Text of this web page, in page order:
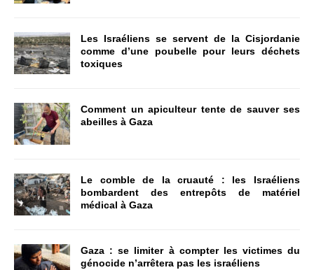
Les Israéliens se servent de la Cisjordanie
comme d’une poubelle pour leurs déchets
toxiques
Comment un apiculteur tente de sauver ses
abeilles à Gaza
Le comble de la cruauté : les Israéliens
bombardent des entrepôts de matériel
médical à Gaza
Gaza : se limiter à compter les victimes du
génocide n’arrêtera pas les israéliens